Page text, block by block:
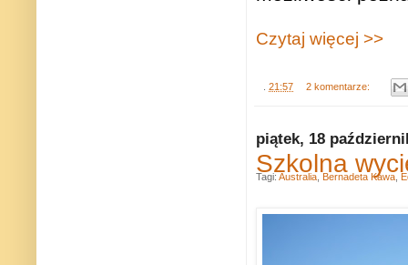
Czytaj więcej >>
21:57 2 komentarze:
piątek, 18
Szkolna
Tagi: Australia, Bernadeta Kawa,